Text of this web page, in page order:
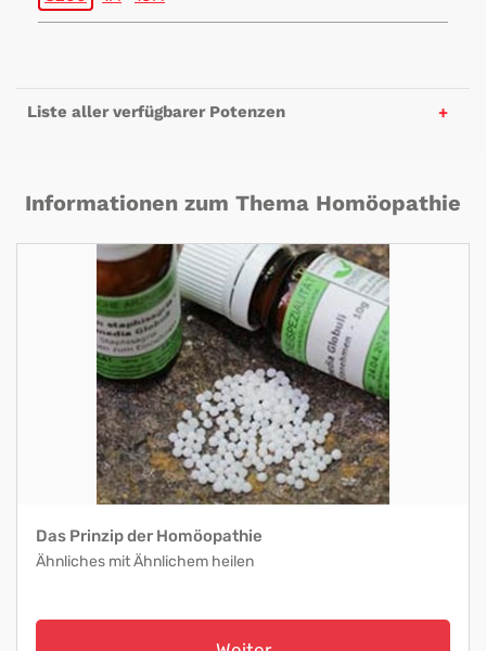
Liste aller verfügbarer Potenzen
Informationen zum Thema Homöopathie
Das Prinzip der Homöopathie
Ähnliches mit Ähnlichem heilen